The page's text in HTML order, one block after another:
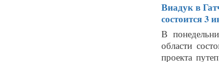
Виадук в
состоится 3
В
области
проекта